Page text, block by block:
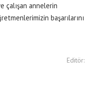
çalışan annelerin
başarılarını
Editör: